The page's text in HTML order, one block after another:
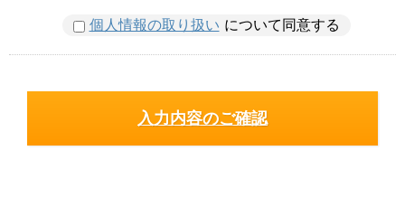
個人情報の取り扱い について同意する